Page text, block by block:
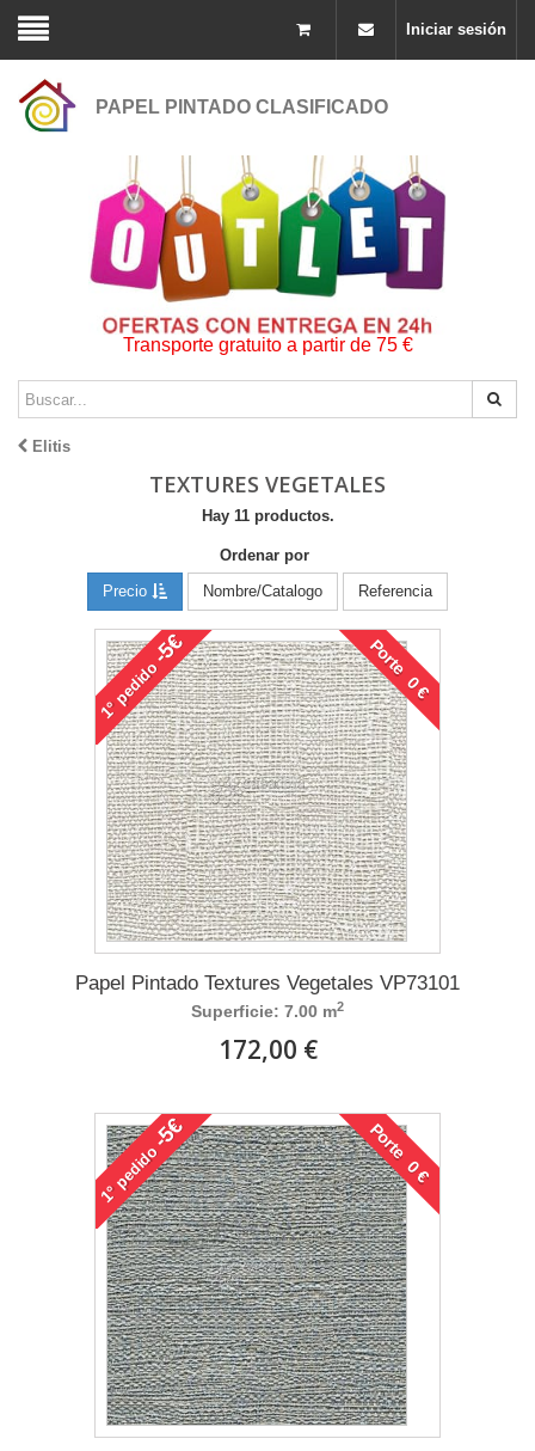
Iniciar sesión
PAPEL PINTADO CLASIFICADO
Transporte gratuito a partir de 75 €
Elitis
TEXTURES VEGETALES
Hay 11 productos.
Ordenar por
Precio
Nombre/Catalogo Referencia
1°
pedido
-5€ Porte 0 €
Papel Pintado Textures Vegetales VP73101
Superficie: 7.00 m2
172,00 €
1°
pedido
-5€ Porte 0 €